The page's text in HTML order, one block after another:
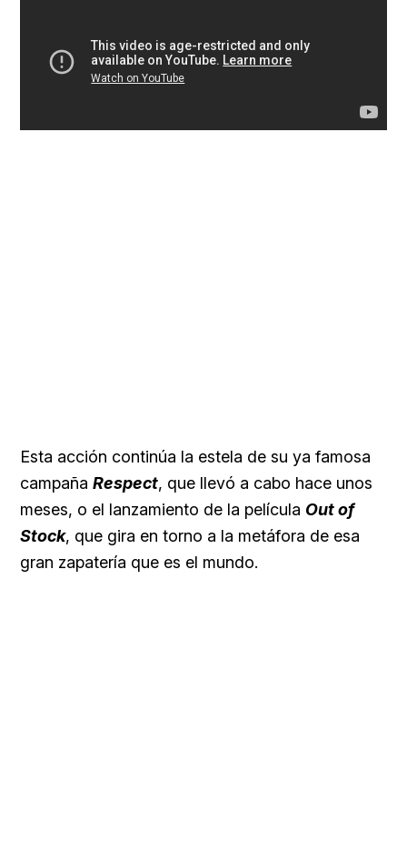
Esta acción continúa la estela de su ya famosa
campaña Respect, que llevó a cabo hace unos
meses, o el lanzamiento de la película Out of
Stock, que gira en torno a la metáfora de esa
gran zapatería que es el mundo.